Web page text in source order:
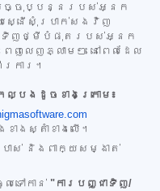
បច្ចុប្បន្នរបស់អ្នក
ស្នើសុំប្រាក់សងវិញ
ារទិញថ្មីបំផុតរបស់អ្នក
លេញភ្លាមៗ នៅពេលដែល
ការ។
ល្បងដូចខាងក្រោម៖
ាងស្តាំខាងលើ។
រាស់ និងពាក្យសម្ងាត់
ៅកាន់ "ការបញ្ជាទិញ/